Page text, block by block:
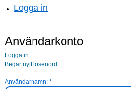
Logga in
Användarkonto
Logga in
Begär nytt lösenord
Användarnamn: *